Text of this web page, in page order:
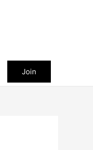
Join